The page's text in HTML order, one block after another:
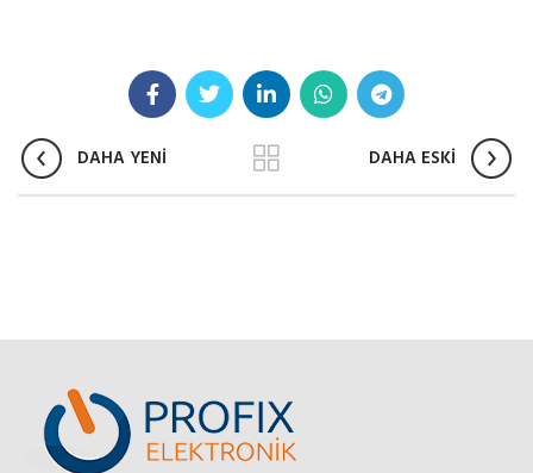
DAHA YENİ DAHA ESKİ